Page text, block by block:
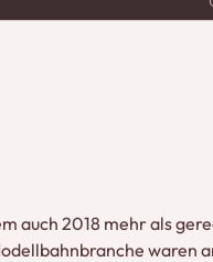
auch 2018 mehr als
waren